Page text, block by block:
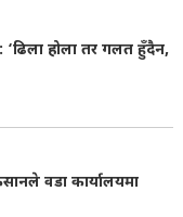
‘ढिला होला तर गलत हुँदैन,
वडा कार्यालयमा